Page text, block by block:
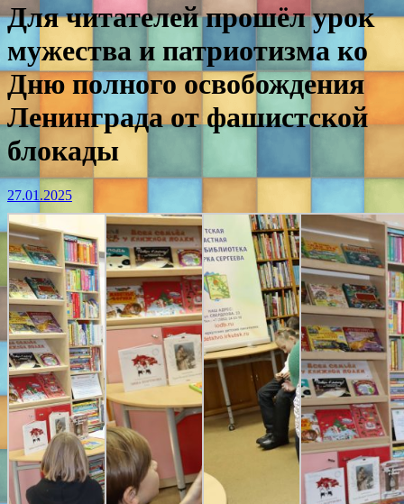
Для читателей прошёл урок
мужества и патриотизма ко
Дню полного освобождения
Ленинграда от фашистской
блокады
27.01.2025